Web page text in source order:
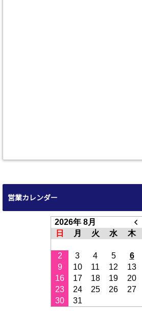
営業カレンダー
2026年 8月
日
月 火 水 木
2
3 4 5 6
9
10 11 12 13
16
17 18 19 20
23
24 25 26 27
30
31